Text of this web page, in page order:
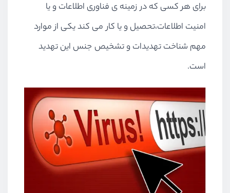
برای هر کسی که در زمینه ی فناوری اطلاعات و یا
امنیت اطلاعات،تحصیل و یا کار می کند یکی از موارد
مهم شناخت تهدیدات و تشخیص جنس این تهدید
است.